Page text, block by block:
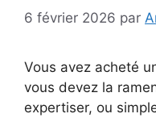
6 février 2026 par
Vous avez acheté
vous devez la
expertiser, ou